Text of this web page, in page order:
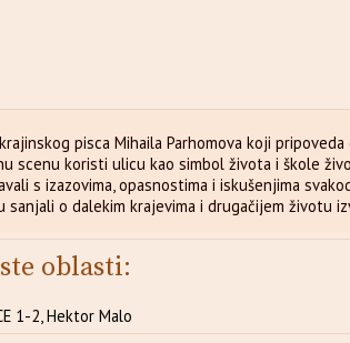
pisca Mihaila Parhomova koji
scenu koristi ulicu kao simbol života i škole
s izazovima, opasnostima i iskušenjima
sanjali o dalekim krajevima i drugačijem životu
oblasti:
1-2, Hektor Malo